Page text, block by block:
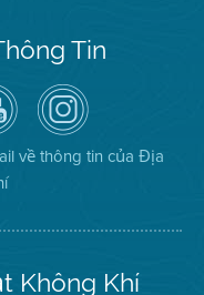
Tin
Air
District
on
Instagram
về thông tin của Địa
Không Khí